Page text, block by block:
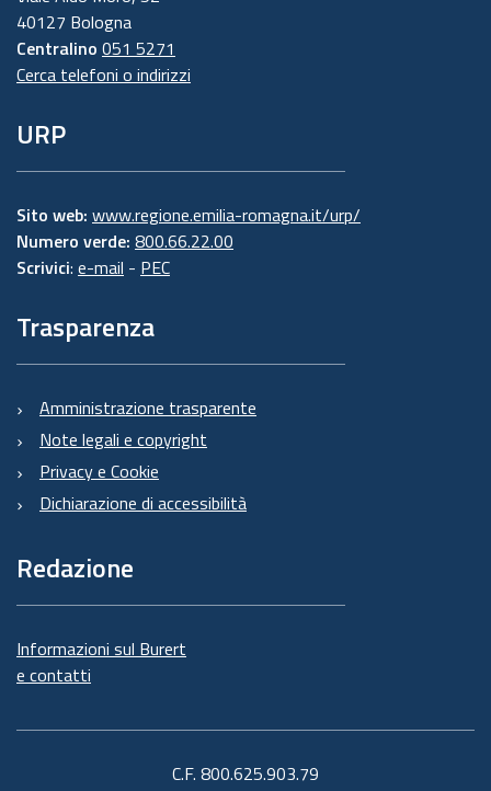
40127 Bologna
Centralino 051 5271
Cerca telefoni o indirizzi
URP
Sito web: www.regione.emilia-romagna.it/urp/
Numero verde: 800.66.22.00
Scrivici: e-mail - PEC
Trasparenza
Amministrazione trasparente
Note legali e copyright
Privacy e Cookie
Dichiarazione di accessibilità
Redazione
Informazioni sul Burert
e contatti
C.F. 800.625.903.79